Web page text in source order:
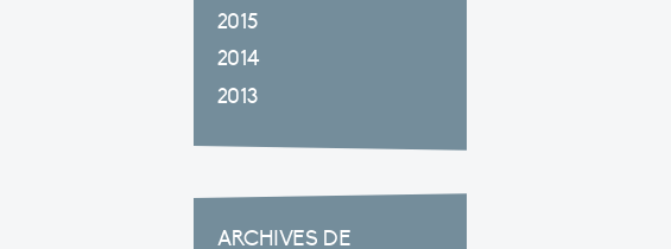
2015
2014
2013
ARCHIVES DE